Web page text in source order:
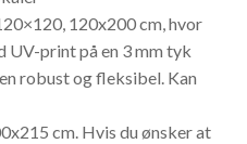
120x200 cm, hvor
UV-print på en 3 mm tyk
robust og fleksibel. Kan
cm. Hvis du ønsker at